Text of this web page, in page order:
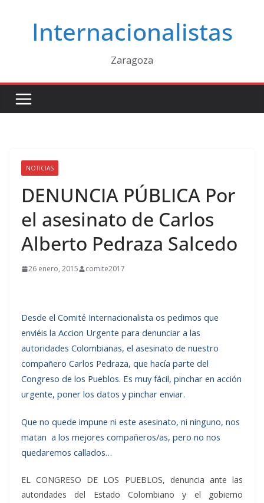
contenidoInternacionalistas
Zaragoza
NOTICIAS
DENUNCIA PÚBLICA Por
el asesinato de Carlos
Alberto Pedraza Salcedo
26 enero, 2015 comite2017
Desde el Comité Internacionalista os pedimos que
enviéis la Accion Urgente para denunciar a las
autoridades Colombianas, el asesinato de nuestro
compañero Carlos Pedraza, que hacía parte del
Congreso de los Pueblos. Es muy fácil, pinchar en acción
urgente, poner los datos y pinchar enviar.
Que no quede impune ni este asesinato, ni ninguno, nos
matan a los mejores compañeros/as, pero no nos
quedaremos callados…
EL CONGRESO DE LOS PUEBLOS, denuncia ante las
autoridades del Estado Colombiano y el gobierno